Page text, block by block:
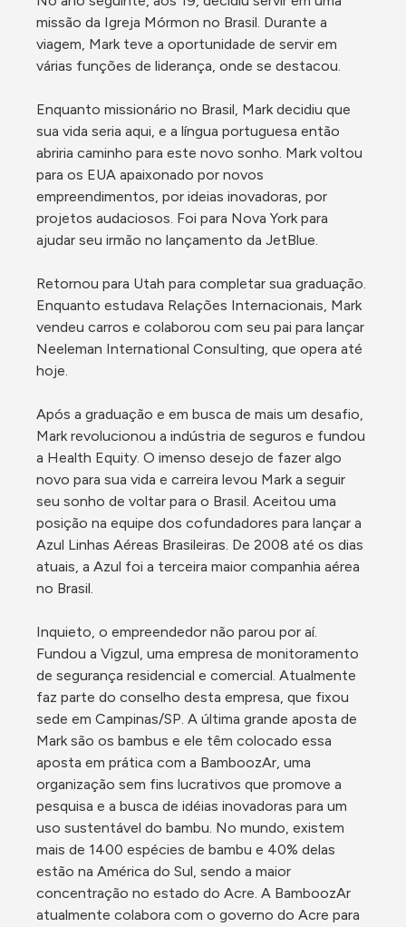
missão da Igreja Mórmon no Brasil. Durante a
viagem, Mark teve a oportunidade de servir em
várias funções de liderança, onde se destacou.
Enquanto missionário no Brasil, Mark decidiu que
sua vida seria aqui, e a língua portuguesa então
abriria caminho para este novo sonho. Mark voltou
para os EUA apaixonado por novos
empreendimentos, por ideias inovadoras, por
projetos audaciosos. Foi para Nova York para
ajudar seu irmão no lançamento da JetBlue.
Retornou para Utah para completar sua graduação.
Enquanto estudava Relações Internacionais, Mark
vendeu carros e colaborou com seu pai para lançar
Neeleman International Consulting, que opera até
hoje.
Após a graduação e em busca de mais um desafio,
Mark revolucionou a indústria de seguros e fundou
a Health Equity. O imenso desejo de fazer algo
novo para sua vida e carreira levou Mark a seguir
seu sonho de voltar para o Brasil. Aceitou uma
posição na equipe dos cofundadores para lançar a
Azul Linhas Aéreas Brasileiras. De 2008 até os dias
atuais, a Azul foi a terceira maior companhia aérea
no Brasil.
Inquieto, o empreendedor não parou por aí.
Fundou a Vigzul, uma empresa de monitoramento
de segurança residencial e comercial. Atualmente
faz parte do conselho desta empresa, que fixou
sede em Campinas/SP. A última grande aposta de
Mark são os bambus e ele têm colocado essa
aposta em prática com a BamboozAr, uma
organização sem fins lucrativos que promove a
pesquisa e a busca de idéias inovadoras para um
uso sustentável do bambu. No mundo, existem
mais de 1400 espécies de bambu e 40% delas
estão na América do Sul, sendo a maior
concentração no estado do Acre. A BamboozAr
atualmente colabora com o governo do Acre para